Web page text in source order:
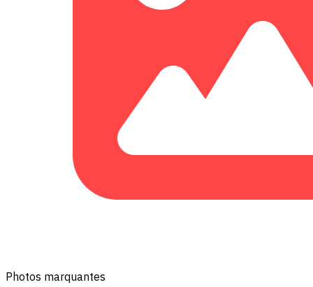
Photos marquantes